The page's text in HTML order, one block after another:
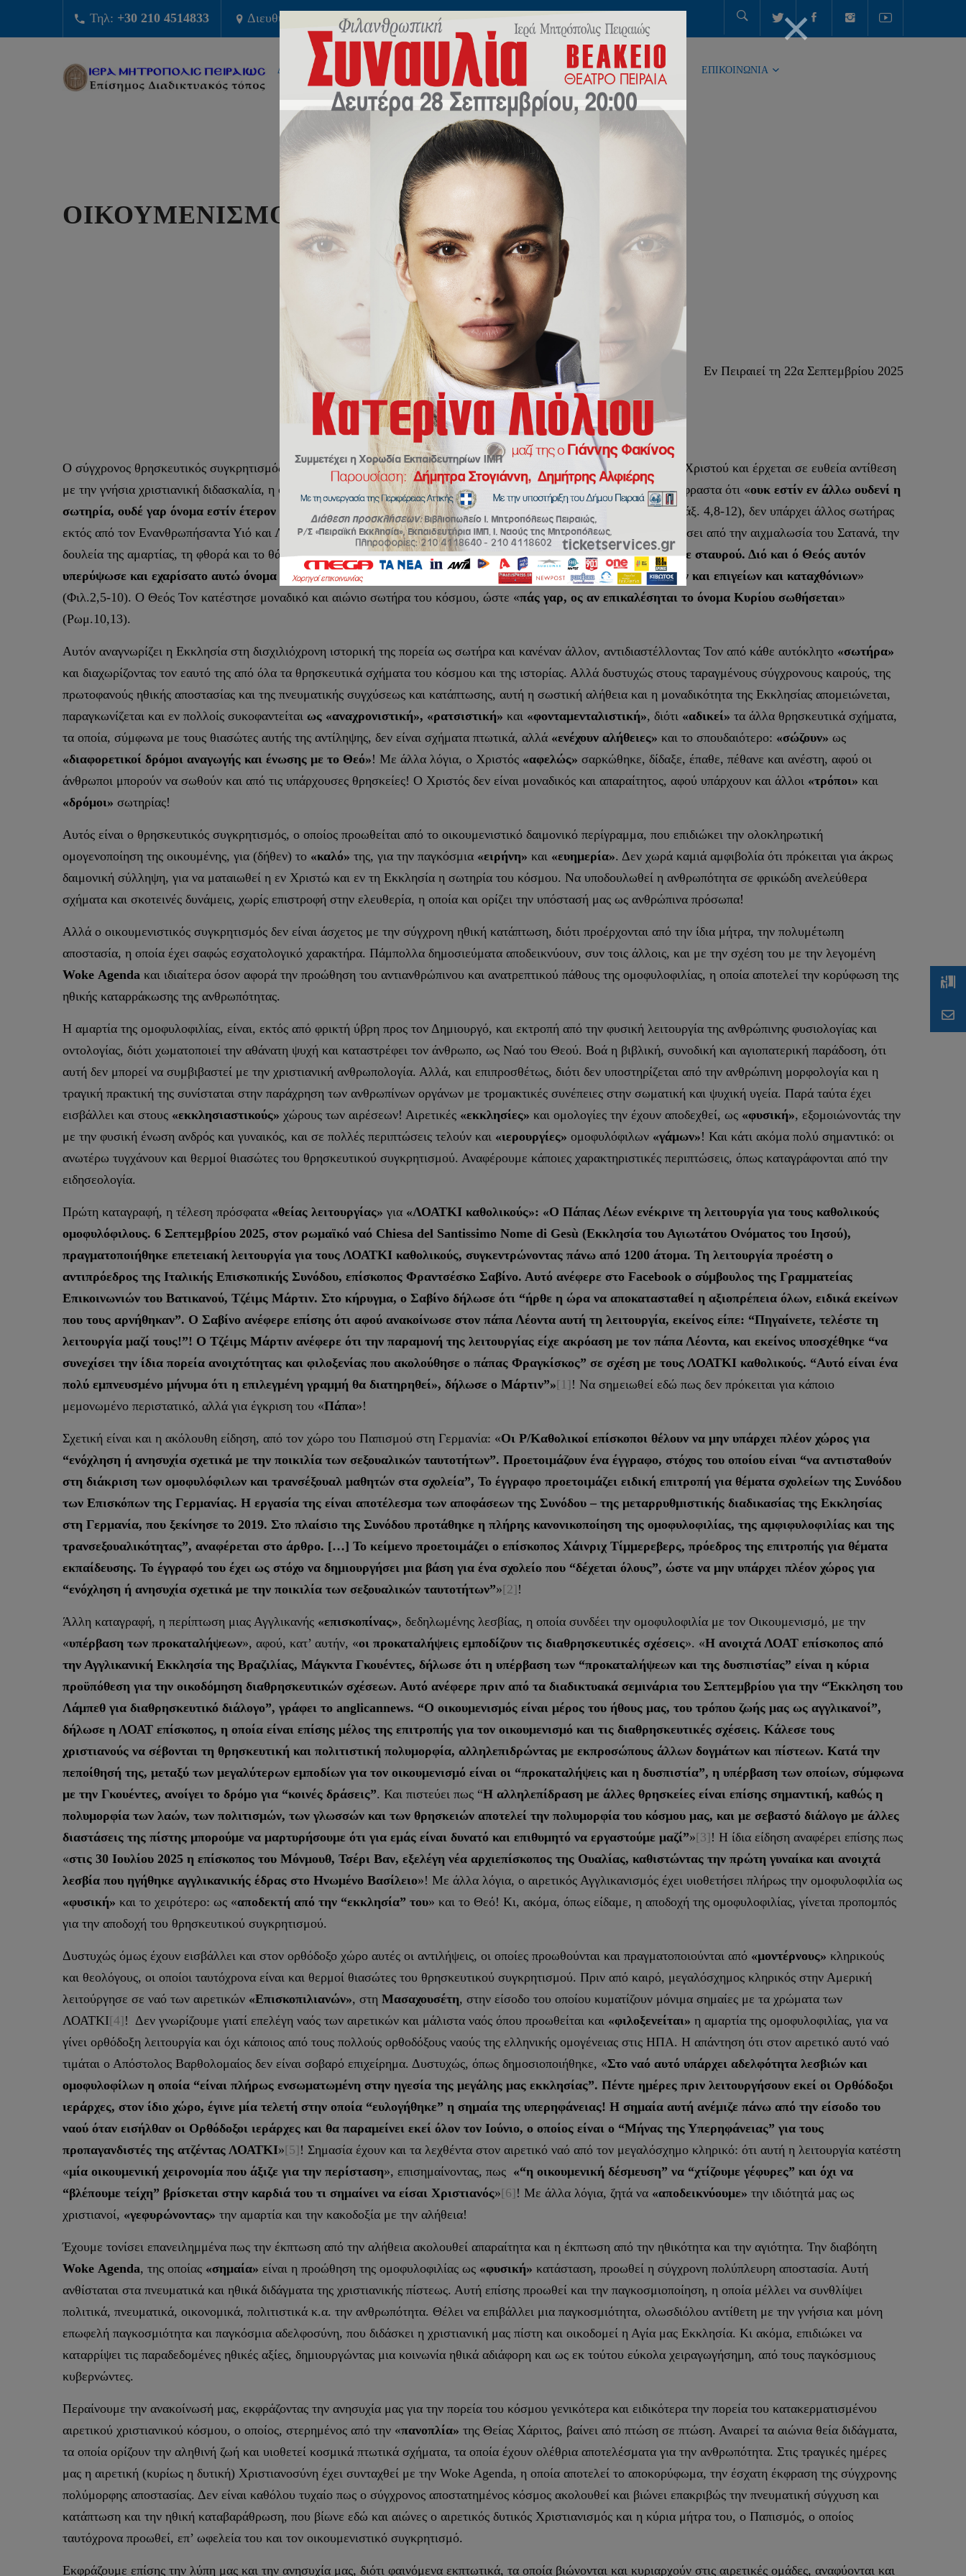
Τηλ: +30 210 4514833 Διευθυνση: Φίλωνος 45
ΔΙΟΙΚΗΣΗ ΠΟΙΜΑΝΤΙΚΗ ΕΚΠΑΙΔΕΥΣΗ Μ.Μ.Ε ΝΕΟΤΗΤΑ ΕΠΙΚΟΙΝΩΝΙΑ
ΟΙΚΟΥΜΕΝΙΣΜΟΣ ΚΑΙ WOKE AGENDA
ΙΕΡΑ ΜΗΤΡΟΠΟΛΙΣ ΠΕΙΡΑΙΩΣ
ΓΡΑΦΕΙΟ ΕΠΙ ΤΩΝ ΑΙΡΕΣΕΩΝ ΚΑΙ ΤΩΝ ΠΑΡΑΘΡΗΣΚΕΙΩΝ
Εν Πειραιεί τη 22α Σεπτεμβρίου 2025
ΟΙΚΟΥΜΕΝΙΣΜΟΣ ΚΑΙ WOKE AGENDA
Ο σύγχρονος θρησκευτικός συγκρητισμός αποτελεί αναμφίβολα έκπτωση από την αυθεντική φύση της Εκκλησίας του Χριστού και έρχεται σε ευθεία αντίθεση
με την γνήσια χριστιανική διδασκαλία, η οποία, ακολουθώντας πιστά την βιβλική αποκάλυψη, διδάσκει ρητά και απερίφραστα ότι «ουκ εστίν εν άλλω ουδενί η
σωτηρία, ουδέ γαρ όνομα εστίν έτερον υπό τον ουρανόν το δεδομένον εν ανθρώποις εν ω δει σωθήναι ημάς» (Πράξ. 4,8-12), δεν υπάρχει άλλος σωτήρας
εκτός από τον Ενανθρωπήσαντα Υιό και Λόγο του Θεού, τον Κύριό μας Ιησού Χριστό, ο Οποίος, για να μας απολυτρώσει από την αιχμαλωσία του Σατανά, την
δουλεία της αμαρτίας, τη φθορά και το θάνατο, «εταπείνωσεν εαυτόν γενόμενος υπήκοος μέχρι θανάτου, θανάτου δε σταυρού. Διό και ό Θεός αυτόν
υπερύψωσε και εχαρίσατο αυτώ όνομα το υπέρ πάν όνομα, ίνα εν τω ονόματι Ιησού, πάν γόνυ κάμψη επουρανίων και επιγείων και καταχθόνιων»
(Φιλ.2,5-10). Ο Θεός Τον κατέστησε μοναδικό και αιώνιο σωτήρα του κόσμου, ώστε «πάς γαρ, ος αν επικαλέσηται το όνομα Κυρίου σωθήσεται»
(Ρωμ.10,13).
Αυτόν αναγνωρίζει η Εκκλησία στη δισχιλιόχρονη ιστορική της πορεία ως σωτήρα και κανέναν άλλον, αντιδιαστέλλοντας Τον από κάθε αυτόκλητο «σωτήρα»
και διαχωρίζοντας τον εαυτό της από όλα τα θρησκευτικά σχήματα του κόσμου και της ιστορίας. Αλλά δυστυχώς στους ταραγμένους σύγχρονους καιρούς, της
πρωτοφανούς ηθικής αποστασίας και της πνευματικής συγχύσεως και κατάπτωσης, αυτή η σωστική αλήθεια και η μοναδικότητα της Εκκλησίας απομειώνεται,
παραγκωνίζεται και εν πολλοίς συκοφαντείται ως «αναχρονιστική», «ρατσιστική» και «φονταμενταλιστική», διότι «αδικεί» τα άλλα θρησκευτικά σχήματα,
τα οποία, σύμφωνα με τους θιασώτες αυτής της αντίληψης, δεν είναι σχήματα πτωτικά, αλλά «ενέχουν αλήθειες» και το σπουδαιότερο: «σώζουν» ως
«διαφορετικοί δρόμοι αναγωγής και ένωσης με το Θεό»! Με άλλα λόγια, ο Χριστός «αφελώς» σαρκώθηκε, δίδαξε, έπαθε, πέθανε και ανέστη, αφού οι
άνθρωποι μπορούν να σωθούν και από τις υπάρχουσες θρησκείες! Ο Χριστός δεν είναι μοναδικός και απαραίτητος, αφού υπάρχουν και άλλοι «τρόποι» και
«δρόμοι» σωτηρίας!
Αυτός είναι ο θρησκευτικός συγκρητισμός, ο οποίος προωθείται από το οικουμενιστικό δαιμονικό περίγραμμα, που επιδιώκει την ολοκληρωτική
ομογενοποίηση της οικουμένης, για (δήθεν) το «καλό» της, για την παγκόσμια «ειρήνη» και «ευημερία». Δεν χωρά καμιά αμφιβολία ότι πρόκειται για άκρως
δαιμονική σύλληψη, για να ματαιωθεί η εν Χριστώ και εν τη Εκκλησία η σωτηρία του κόσμου. Να υποδουλωθεί η ανθρωπότητα σε φρικώδη ανελεύθερα
σχήματα και σκοτεινές δυνάμεις, χωρίς επιστροφή στην ελευθερία, η οποία και ορίζει την υπόστασή μας ως ανθρώπινα πρόσωπα!
Αλλά ο οικουμενιστικός συγκρητισμός δεν είναι άσχετος με την σύγχρονη ηθική κατάπτωση, διότι προέρχονται από την ίδια μήτρα, την πολυμέτωπη
αποστασία, η οποία έχει σαφώς εσχατολογικό χαρακτήρα. Πάμπολλα δημοσιεύματα αποδεικνύουν, συν τοις άλλοις, και με την σχέση του με την λεγομένη
Woke Agenda και ιδιαίτερα όσον αφορά την προώθηση του αντιανθρώπινου και ανατρεπτικού πάθους της ομοφυλοφιλίας, η οποία αποτελεί την κορύφωση της
ηθικής καταρράκωσης της ανθρωπότητας.
Η αμαρτία της ομοφυλοφιλίας, είναι, εκτός από φρικτή ύβρη προς τον Δημιουργό, και εκτροπή από την φυσική λειτουργία της ανθρώπινης φυσιολογίας και
οντολογίας, διότι χωματοποιεί την αθάνατη ψυχή και καταστρέφει τον άνθρωπο, ως Ναό του Θεού. Βοά η βιβλική, συνοδική και αγιοπατερική παράδοση, ότι
αυτή δεν μπορεί να συμβιβαστεί με την χριστιανική ανθρωπολογία. Αλλά, και επιπροσθέτως, διότι δεν υποστηρίζεται από την ανθρώπινη μορφολογία και η
τραγική πρακτική της συνίσταται στην παράχρηση των ανθρωπίνων οργάνων με τρομακτικές συνέπειες στην σωματική και ψυχική υγεία. Παρά ταύτα έχει
εισβάλλει και στους «εκκλησιαστικούς» χώρους των αιρέσεων! Αιρετικές «εκκλησίες» και ομολογίες την έχουν αποδεχθεί, ως «φυσική», εξομοιώνοντάς την
με την φυσική ένωση ανδρός και γυναικός, και σε πολλές περιπτώσεις τελούν και «ιερουργίες» ομοφυλόφιλων «γάμων»! Και κάτι ακόμα πολύ σημαντικό: οι
ανωτέρω τυγχάνουν και θερμοί θιασώτες του θρησκευτικού συγκρητισμού. Αναφέρουμε κάποιες χαρακτηριστικές περιπτώσεις, όπως καταγράφονται από την
ειδησεολογία.
Πρώτη καταγραφή, η τέλεση πρόσφατα «θείας λειτουργίας» για «ΛΟΑΤΚΙ καθολικούς»: «Ο Πάπας Λέων ενέκρινε τη λειτουργία για τους καθολικούς
ομοφυλόφιλους. 6 Σεπτεμβρίου 2025, στον ρωμαϊκό ναό Chiesa del Santissimo Nome di Gesù (Εκκλησία του Αγιωτάτου Ονόματος του Ιησού),
πραγματοποιήθηκε επετειακή λειτουργία για τους ΛΟΑΤΚΙ καθολικούς, συγκεντρώνοντας πάνω από 1200 άτομα. Τη λειτουργία προέστη ο
αντιπρόεδρος της Ιταλικής Επισκοπικής Συνόδου, επίσκοπος Φραντσέσκο Σαβίνο. Αυτό ανέφερε στο Facebook ο σύμβουλος της Γραμματείας
Επικοινωνιών του Βατικανού, Τζέιμς Μάρτιν. Στο κήρυγμα, ο Σαβίνο δήλωσε ότι “ήρθε η ώρα να αποκατασταθεί η αξιοπρέπεια όλων, ειδικά εκείνων
που τους αρνήθηκαν”. Ο Σαβίνο ανέφερε επίσης ότι αφού ανακοίνωσε στον πάπα Λέοντα αυτή τη λειτουργία, εκείνος είπε: “Πηγαίνετε, τελέστε τη
λειτουργία μαζί τους!”! Ο Τζέιμς Μάρτιν ανέφερε ότι την παραμονή της λειτουργίας είχε ακρόαση με τον πάπα Λέοντα, και εκείνος υποσχέθηκε “να
συνεχίσει την ίδια πορεία ανοιχτότητας και φιλοξενίας που ακολούθησε ο πάπας Φραγκίσκος” σε σχέση με τους ΛΟΑΤΚΙ καθολικούς. “Αυτό είναι ένα
πολύ εμπνευσμένο μήνυμα ότι η επιλεγμένη γραμμή θα διατηρηθεί», δήλωσε ο Μάρτιν”»[1]! Να σημειωθεί εδώ πως δεν πρόκειται για κάποιο
μεμονωμένο περιστατικό, αλλά για έγκριση του «Πάπα»!
Σχετική είναι και η ακόλουθη είδηση, από τον χώρο του Παπισμού στη Γερμανία: «Οι Ρ/Καθολικοί επίσκοποι θέλουν να μην υπάρχει πλέον χώρος για
“ενόχληση ή ανησυχία σχετικά με την ποικιλία των σεξουαλικών ταυτοτήτων”. Προετοιμάζουν ένα έγγραφο, στόχος του οποίου είναι “να αντισταθούν
στη διάκριση των ομοφυλόφιλων και τρανσέξουαλ μαθητών στα σχολεία”, Το έγγραφο προετοιμάζει ειδική επιτροπή για θέματα σχολείων της Συνόδου
των Επισκόπων της Γερμανίας. Η εργασία της είναι αποτέλεσμα των αποφάσεων της Συνόδου – της μεταρρυθμιστικής διαδικασίας της Εκκλησίας
στη Γερμανία, που ξεκίνησε το 2019. Στο πλαίσιο της Συνόδου προτάθηκε η πλήρης κανονικοποίηση της ομοφυλοφιλίας, της αμφιφυλοφιλίας και της
τρανσεξουαλικότητας”, αναφέρεται στο άρθρο. […] Το κείμενο προετοιμάζει ο επίσκοπος Χάινριχ Τίμμερεβερς, πρόεδρος της επιτροπής για θέματα
εκπαίδευσης. Το έγγραφό του έχει ως στόχο να δημιουργήσει μια βάση για ένα σχολείο που “δέχεται όλους”, ώστε να μην υπάρχει πλέον χώρος για
“ενόχληση ή ανησυχία σχετικά με την ποικιλία των σεξουαλικών ταυτοτήτων”»[2]!
Άλλη καταγραφή, η περίπτωση μιας Αγγλικανής «επισκοπίνας», δεδηλωμένης λεσβίας, η οποία συνδέει την ομοφυλοφιλία με τον Οικουμενισμό, με την
«υπέρβαση των προκαταλήψεων», αφού, κατ’ αυτήν, «οι προκαταλήψεις εμποδίζουν τις διαθρησκευτικές σχέσεις». «Η ανοιχτά ΛΟΑΤ επίσκοπος από
την Αγγλικανική Εκκλησία της Βραζιλίας, Μάγκντα Γκουέντες, δήλωσε ότι η υπέρβαση των “προκαταλήψεων και της δυσπιστίας” είναι η κύρια
προϋπόθεση για την οικοδόμηση διαθρησκευτικών σχέσεων. Αυτό ανέφερε πριν από τα διαδικτυακά σεμινάρια του Σεπτεμβρίου για την “Έκκληση του
Λάμπεθ για διαθρησκευτικό διάλογο”, γράφει το anglicannews. “Ο οικουμενισμός είναι μέρος του ήθους μας, του τρόπου ζωής μας ως αγγλικανοί”,
δήλωσε η ΛΟΑΤ επίσκοπος, η οποία είναι επίσης μέλος της επιτροπής για τον οικουμενισμό και τις διαθρησκευτικές σχέσεις. Κάλεσε τους
χριστιανούς να σέβονται τη θρησκευτική και πολιτιστική πολυμορφία, αλληλεπιδρώντας με εκπροσώπους άλλων δογμάτων και πίστεων. Κατά την
πεποίθησή της, μεταξύ των μεγαλύτερων εμποδίων για τον οικουμενισμό είναι οι “προκαταλήψεις και η δυσπιστία”, η υπέρβαση των οποίων, σύμφωνα
με την Γκουέντες, ανοίγει το δρόμο για “κοινές δράσεις”. Και πιστεύει πως “Η αλληλεπίδραση με άλλες θρησκείες είναι επίσης σημαντική, καθώς η
πολυμορφία των λαών, των πολιτισμών, των γλωσσών και των θρησκειών αποτελεί την πολυμορφία του κόσμου μας, και με σεβαστό διάλογο με άλλες
διαστάσεις της πίστης μπορούμε να μαρτυρήσουμε ότι για εμάς είναι δυνατό και επιθυμητό να εργαστούμε μαζί”»[3]! Η ίδια είδηση αναφέρει επίσης πως
«στις 30 Ιουλίου 2025 η επίσκοπος του Μόνμουθ, Τσέρι Βαν, εξελέγη νέα αρχιεπίσκοπος της Ουαλίας, καθιστώντας την πρώτη γυναίκα και ανοιχτά
λεσβία που ηγήθηκε αγγλικανικής έδρας στο Ηνωμένο Βασίλειο»! Με άλλα λόγια, ο αιρετικός Αγγλικανισμός έχει υιοθετήσει πλήρως την ομοφυλοφιλία ως
«φυσική» και το χειρότερο: ως «αποδεκτή από την “εκκλησία” του» και το Θεό! Κι, ακόμα, όπως είδαμε, η αποδοχή της ομοφυλοφιλίας, γίνεται προπομπός
για την αποδοχή του θρησκευτικού συγκρητισμού.
Δυστυχώς όμως έχουν εισβάλλει και στον ορθόδοξο χώρο αυτές οι αντιλήψεις, οι οποίες προωθούνται και πραγματοποιούνται από «μοντέρνους» κληρικούς
και θεολόγους, οι οποίοι ταυτόχρονα είναι και θερμοί θιασώτες του θρησκευτικού συγκρητισμού. Πριν από καιρό, μεγαλόσχημος κληρικός στην Αμερική
λειτούργησε σε ναό των αιρετικών «Επισκοπιλιανών», στη Μασαχουσέτη, στην είσοδο του οποίου κυματίζουν μόνιμα σημαίες με τα χρώματα των
ΛΟΑΤΚΙ[4]! Δεν γνωρίζουμε γιατί επελέγη ναός των αιρετικών και μάλιστα ναός όπου προωθείται και «φιλοξενείται» η αμαρτία της ομοφυλοφιλίας, για να
γίνει ορθόδοξη λειτουργία και όχι κάποιος από τους πολλούς ορθοδόξους ναούς της ελληνικής ομογένειας στις ΗΠΑ. Η απάντηση ότι στον αιρετικό αυτό ναό
τιμάται ο Απόστολος Βαρθολομαίος δεν είναι σοβαρό επιχείρημα. Δυστυχώς, όπως δημοσιοποιήθηκε, «Στο ναό αυτό υπάρχει αδελφότητα λεσβιών και
ομοφυλοφίλων η οποία “είναι πλήρως ενσωματωμένη στην ηγεσία της μεγάλης μας εκκλησίας”. Πέντε ημέρες πριν λειτουργήσουν εκεί οι Ορθόδοξοι
ιεράρχες, στον ίδιο χώρο, έγινε μία τελετή στην οποία “ευλογήθηκε” η σημαία της υπερηφάνειας! Η σημαία αυτή ανέμιζε πάνω από την είσοδο του
ναού όταν εισήλθαν οι Ορθόδοξοι ιεράρχες και θα παραμείνει εκεί όλον τον Ιούνιο, ο οποίος είναι ο “Μήνας της Υπερηφάνειας” για τους
προπαγανδιστές της ατζέντας ΛΟΑΤΚΙ»[5]! Σημασία έχουν και τα λεχθέντα στον αιρετικό ναό από τον μεγαλόσχημο κληρικό: ότι αυτή η λειτουργία κατέστη
«μία οικουμενική χειρονομία που άξιζε για την περίσταση», επισημαίνοντας, πως «“η οικουμενική δέσμευση” να “χτίζουμε γέφυρες” και όχι να
“βλέπουμε τείχη” βρίσκεται στην καρδιά του τι σημαίνει να είσαι Χριστιανός»[6]! Με άλλα λόγια, ζητά να «αποδεικνύουμε» την ιδιότητά μας ως
χριστιανοί, «γεφυρώνοντας» την αμαρτία και την κακοδοξία με την αλήθεια!
Έχουμε τονίσει επανειλημμένα πως την έκπτωση από την αλήθεια ακολουθεί απαραίτητα και η έκπτωση από την ηθικότητα και την αγιότητα. Την διαβόητη
Woke Agenda, της οποίας «σημαία» είναι η προώθηση της ομοφυλοφιλίας ως «φυσική» κατάσταση, προωθεί η σύγχρονη πολύπλευρη αποστασία. Αυτή
ανθίσταται στα πνευματικά και ηθικά διδάγματα της χριστιανικής πίστεως. Αυτή επίσης προωθεί και την παγκοσμιοποίηση, η οποία μέλλει να συνθλίψει
πολιτικά, πνευματικά, οικονομικά, πολιτιστικά κ.α. την ανθρωπότητα. Θέλει να επιβάλλει μια παγκοσμιότητα, ολωσδιόλου αντίθετη με την γνήσια και μόνη
επωφελή παγκοσμιότητα και παγκόσμια αδελφοσύνη, που διδάσκει η χριστιανική μας πίστη και οικοδομεί η Αγία μας Εκκλησία. Κι ακόμα, επιδιώκει να
καταρρίψει τις παραδεδομένες ηθικές αξίες, δημιουργώντας μια κοινωνία ηθικά αδιάφορη και ως εκ τούτου εύκολα χειραγωγήσημη, από τους παγκόσμιους
κυβερνώντες.
Περαίνουμε την ανακοίνωσή μας, εκφράζοντας την ανησυχία μας για την πορεία του κόσμου γενικότερα και ειδικότερα την πορεία του κατακερματισμένου
αιρετικού χριστιανικού κόσμου, ο οποίος, στερημένος από την «πανοπλία» της Θείας Χάριτος, βαίνει από πτώση σε πτώση. Αναιρεί τα αιώνια θεία διδάγματα,
τα οποία ορίζουν την αληθινή ζωή και υιοθετεί κοσμικά πτωτικά σχήματα, τα οποία έχουν ολέθρια αποτελέσματα για την ανθρωπότητα. Στις τραγικές ημέρες
μας η αιρετική (κυρίως η δυτική) Χριστιανοσύνη έχει συνταχθεί με την Woke Agenda, η οποία αποτελεί το αποκορύφωμα, την έσχατη έκφραση της σύγχρονης
πολύμορφης αποστασίας. Δεν είναι καθόλου τυχαίο πως ο σύγχρονος αποστατημένος κόσμος ακολουθεί και βιώνει επακριβώς την πνευματική σύγχυση και
κατάπτωση και την ηθική καταβαράθρωση, που βίωνε εδώ και αιώνες ο αιρετικός δυτικός Χριστιανισμός και η κύρια μήτρα του, ο Παπισμός, ο οποίος
ταυτόχρονα προωθεί, επ’ ωφελεία του και τον οικουμενιστικό συγκρητισμό.
Εκφράζουμε επίσης την λύπη μας και την ανησυχία μας, διότι φαινόμενα εκπτωτικά, τα οποία βιώνονται και κυριαρχούν στις αιρετικές ομάδες, αναφύονται και